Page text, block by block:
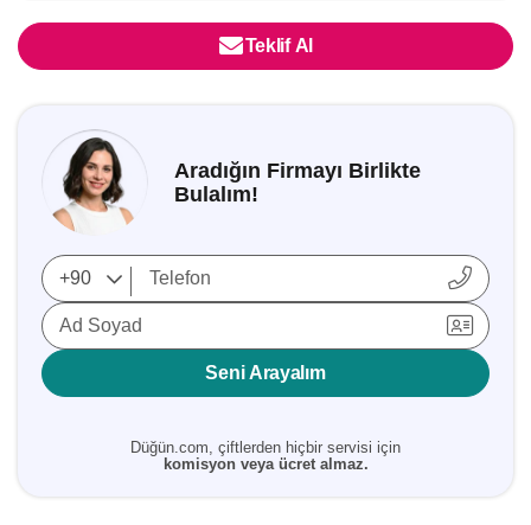
Teklif Al
Aradığın Firmayı Birlikte
Bulalım!
Ad Soyad
Seni Arayalım
Düğün.com, çiftlerden hiçbir servisi için
komisyon veya ücret almaz.